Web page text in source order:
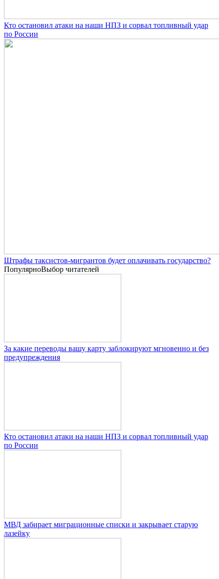
Кто остановил атаки на наши НПЗ и сорвал топливный удар
по России
Штрафы таксистов-мигрантов будет оплачивать государство?
ПопулярноВыбор читателей
За какие переводы вашу карту заблокируют мгновенно и без
предупреждения
Кто остановил атаки на наши НПЗ и сорвал топливный удар
по России
МВД забирает миграционные списки и закрывает старую
лазейку